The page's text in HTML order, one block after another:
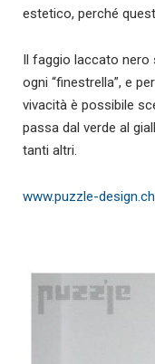
estetico, perché
Il faggio laccato nero
ogni “finestrella”, e
vivacità è possibile
passa dal verde al
tanti altri.
www.puzzle-design.ch